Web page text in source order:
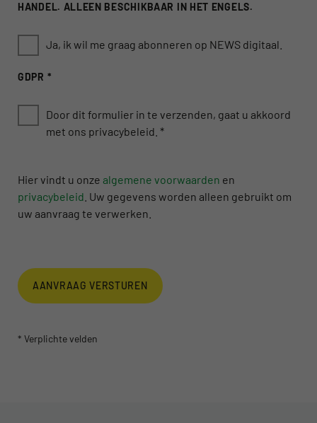
HANDEL. ALLEEN BESCHIKBAAR IN HET ENGELS.
Ja, ik wil me graag abonneren op NEWS digitaal.
GDPR *
Door dit formulier in te verzenden, gaat u akkoord
met ons privacybeleid. *
Hier vindt u onze algemene voorwaarden en
privacybeleid . Uw gegevens worden alleen gebruikt om
uw aanvraag te verwerken.
AANVRAAG VERSTUREN
* Verplichte velden